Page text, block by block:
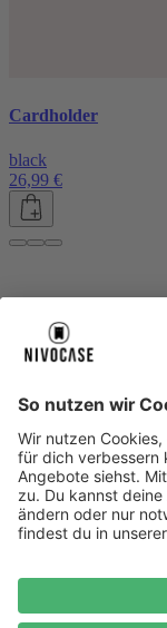
Cardholder
black
26,99 €
About NIVOCASE
Geschäftskunden
Zahlungsarten
Zufriedenheitsgarantie
Service
Service
AGB VERTRAG
Barrierefreiheit
Handyhüllen